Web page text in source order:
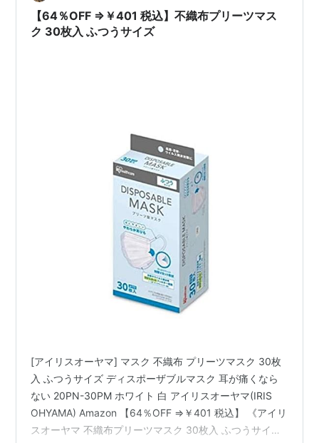
【64％OFF ⇒￥401 税込】不織布プリーツマス
ク 30枚入 ふつうサイズ
[アイリスオーヤマ] マスク 不織布 プリーツマスク 30枚
入 ふつうサイズ ディスポーザブルマスク 耳が痛くなら
ない 20PN-30PM ホワイト 白 アイリスオーヤマ(IRIS
OHYAMA) Amazon 【64％OFF ⇒￥401 税込】 《アイリ
スオーヤマ 不織布プリーツマスク 30枚入 ふつうサイ